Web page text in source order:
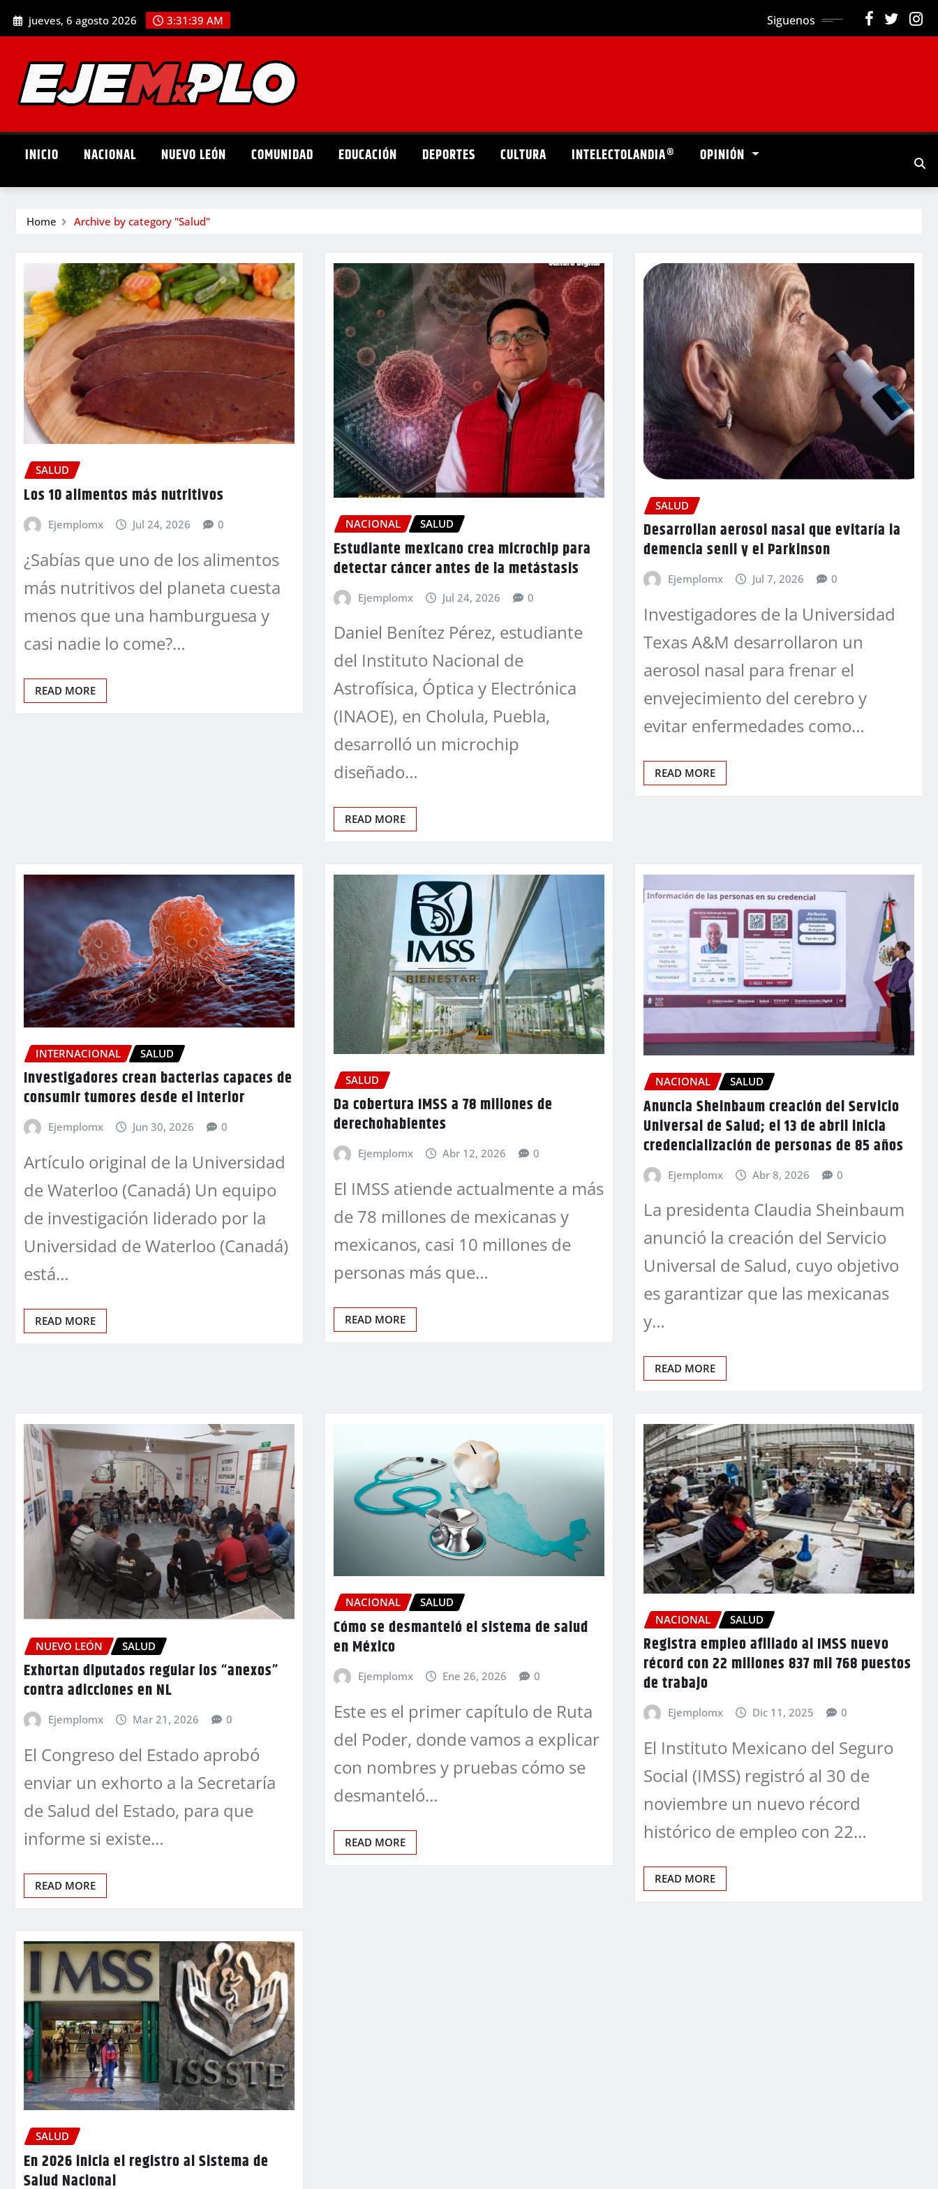
Skip
to
content
jueves, 6 agosto 2026 3:31:40 AM Siguenos
INICIO NACIONAL NUEVO LEÓN COMUNIDAD EDUCACIÓN DEPORTES CULTURA INTELECTOLANDIA® OPINIÓN
Home Archive by category "Salud"
SALUD
Los 10 alimentos más nutritivos
Ejemplomx Jul 24, 2026 0
¿Sabías que uno de los alimentos
más nutritivos del planeta cuesta
menos que una hamburguesa y
casi nadie lo come?…
READ MORE
NACIONAL SALUD
Estudiante mexicano crea microchip para
detectar cáncer antes de la metástasis
Ejemplomx Jul 24, 2026 0
Daniel Benítez Pérez, estudiante
del Instituto Nacional de
Astrofísica, Óptica y Electrónica
(INAOE), en Cholula, Puebla,
desarrolló un microchip
diseñado…
READ MORE
SALUD
Desarrollan aerosol nasal que evitaría la
demencia senil y el Parkinson
Ejemplomx Jul 7, 2026 0
Investigadores de la Universidad
Texas A&M desarrollaron un
aerosol nasal para frenar el
envejecimiento del cerebro y
evitar enfermedades como…
READ MORE
INTERNACIONAL SALUD
Investigadores crean bacterias capaces de
consumir tumores desde el interior
Ejemplomx Jun 30, 2026 0
Artículo original de la Universidad
de Waterloo (Canadá) Un equipo
de investigación liderado por la
Universidad de Waterloo (Canadá)
está…
READ MORE
SALUD
Da cobertura IMSS a 78 millones de
derechohabientes
Ejemplomx Abr 12, 2026 0
El IMSS atiende actualmente a más
de 78 millones de mexicanas y
mexicanos, casi 10 millones de
personas más que…
READ MORE
NACIONAL SALUD
Anuncia Sheinbaum creación del Servicio
Universal de Salud; el 13 de abril inicia
credencialización de personas de 85 años
Ejemplomx Abr 8, 2026 0
La presidenta Claudia Sheinbaum
anunció la creación del Servicio
Universal de Salud, cuyo objetivo
es garantizar que las mexicanas
y…
READ MORE
NUEVO LEÓN SALUD
Exhortan diputados regular los “anexos”
contra adicciones en NL
Ejemplomx Mar 21, 2026 0
El Congreso del Estado aprobó
enviar un exhorto a la Secretaría
de Salud del Estado, para que
informe si existe…
READ MORE
NACIONAL SALUD
Cómo se desmanteló el sistema de salud
en México
Ejemplomx Ene 26, 2026 0
Este es el primer capítulo de Ruta
del Poder, donde vamos a explicar
con nombres y pruebas cómo se
desmanteló…
READ MORE
NACIONAL SALUD
Registra empleo afiliado al IMSS nuevo
récord con 22 millones 837 mil 768 puestos
de trabajo
Ejemplomx Dic 11, 2025 0
El Instituto Mexicano del Seguro
Social (IMSS) registró al 30 de
noviembre un nuevo récord
histórico de empleo con 22…
READ MORE
SALUD
En 2026 inicia el registro al Sistema de
Salud Nacional